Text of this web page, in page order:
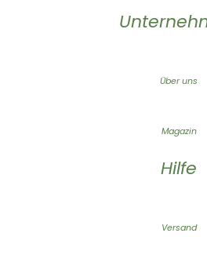
Über uns
Magazin
Hilfe
Versand